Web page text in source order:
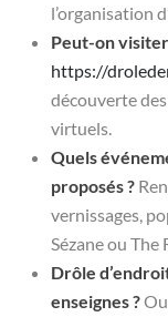
l’organisation
Peut-on
https://
découverte
virtuels.
Quels
proposés ?
vernissages,
Sézane ou The
Drôle
enseignes ?